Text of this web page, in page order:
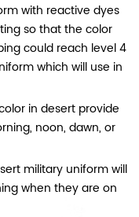
with reactive dyes
so that the color
could reach level 4
which will use in
in desert provide
noon, dawn, or
military uniform will
when they are on